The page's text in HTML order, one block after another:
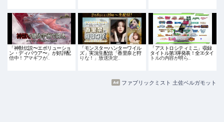
「神獣伝説〜エボリューショ
ン・ディバウア〜」が好評配
信中！アマギフが…
「モンスターハンターワイル
ズ」実況生配信「香里奈と狩
りな！」放送決定…
「アストロシティミニ」収録
タイトル第3弾発表！全36タイ
トルの内容が明ら…
ファブリックミスト 土佐ベルガモット